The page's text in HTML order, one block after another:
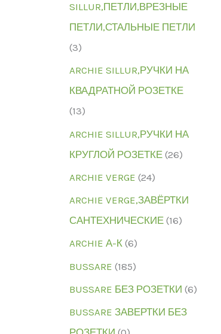
SILLUR,ПЕТЛИ,ВРЕЗНЫЕ
ПЕТЛИ,СТАЛЬНЫЕ ПЕТЛИ
(3)
ARCHIE SILLUR,РУЧКИ НА
КВАДРАТНОЙ РОЗЕТКЕ
(13)
ARCHIE SILLUR,РУЧКИ НА
КРУГЛОЙ РОЗЕТКЕ (26)
ARCHIE VERGE (24)
ARCHIE VERGE,ЗАВЁРТКИ
САНТЕХНИЧЕСКИЕ (16)
ARCHIE А-К (6)
BUSSARE (185)
BUSSARE БЕЗ РОЗЕТКИ (6)
BUSSARE ЗАВЕРТКИ БЕЗ